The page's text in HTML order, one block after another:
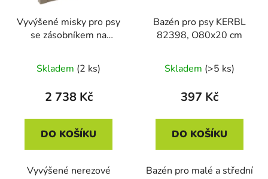
Vyvýšené misky pro psy
se zásobníkem na
EKO, 54x30x39,5 cm
Skladem (2 ks)
2 738 Kč
DO KOŠÍKU
Vyvýšené nerezové
Bazén pro psy KERBL
82398, O80x20 cm
Skladem (>5 ks)
397 Kč
DO KOŠÍKU
Bazén pro malé a střední